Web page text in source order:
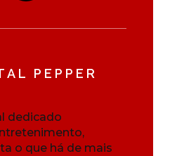
PEPPER
dedicado
o que há de mais